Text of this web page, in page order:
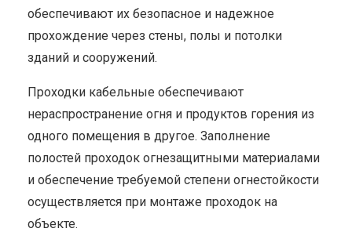
обеспечивают их безопасное и надежное
прохождение через стены, полы и потолки
зданий и сооружений.
Проходки кабельные обеспечивают
нераспространение огня и продуктов горения из
одного помещения в другое. Заполнение
полостей проходок огнезащитными материалами
и обеспечение требуемой степени огнестойкости
осуществляется при монтаже проходок на
объекте.